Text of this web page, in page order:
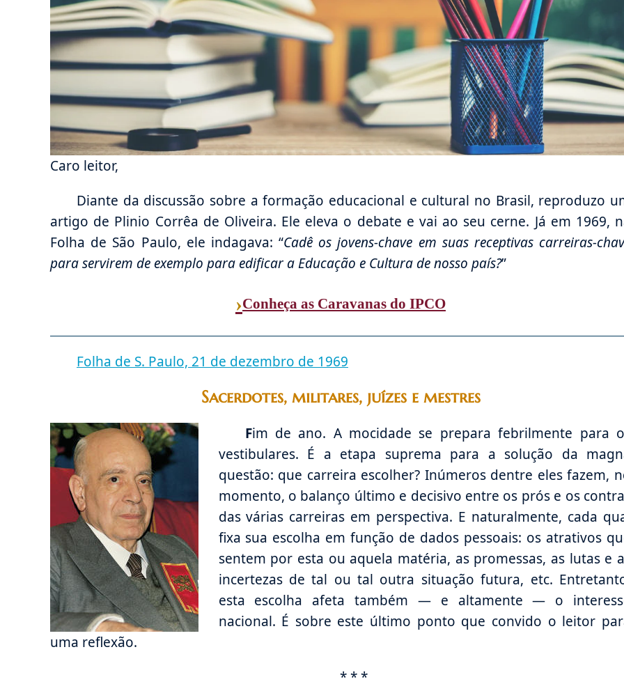
Caro leitor,
Diante da discussão sobre a formação educacional e cultural no Brasil, reproduzo
artigo de Plinio Corrêa de Oliveira. Ele eleva o debate e vai ao seu cerne. Já em 1969,
Folha de São Paulo, ele indagava: “Cadê os jovens-chave em suas receptivas carreiras-
para servirem de exemplo para edificar a Educação e Cultura de nosso país?”
›Conheça as Caravanas do IPCO
Folha de S. Paulo, 21 de dezembro de 1969
Sacerdotes, militares, juízes e mestres
Fim de ano. A mocidade se prepara febrilmente para
vestibulares. É a etapa suprema para a solução da
questão: que carreira escolher? Inúmeros dentre eles fazem,
momento, o balanço último e decisivo entre os prós e os
das várias carreiras em perspectiva. E naturalmente, cada
fixa sua escolha em função de dados pessoais: os atrativos
sentem por esta ou aquela matéria, as promessas, as lutas e
incertezas de tal ou tal outra situação futura, etc.
esta escolha afeta também — e altamente — o
nacional. É sobre este último ponto que convido o leitor
uma reflexão.
* * *